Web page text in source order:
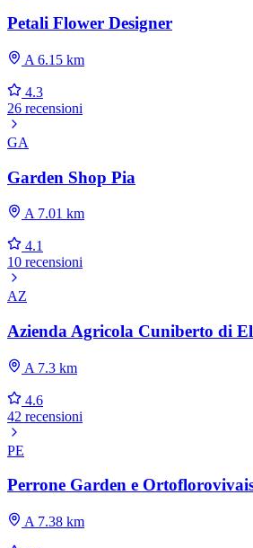
Petali Flower Designer
A 6.15 km
4.3
26 recensioni
GA
Garden Shop Pia
A 7.01 km
4.1
10 recensioni
AZ
Azienda Agricola Cuniberto di
A 7.3 km
4.6
42 recensioni
PE
Perrone Garden e
A 7.38 km